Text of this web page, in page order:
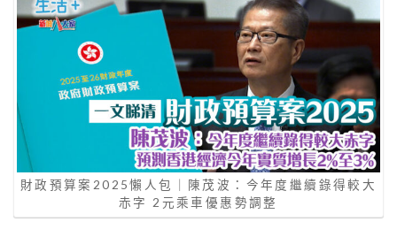
財政預算案2025懶人包｜陳茂波：今年度繼續錄得較大
赤字 2元乘車優惠勢調整